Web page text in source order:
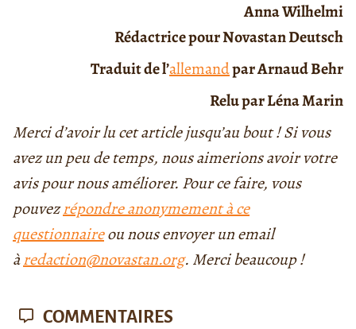
Anna Wilhelmi
Rédactrice pour Novastan Deutsch
Traduit de l’allemandpar Arnaud Behr
Relu par Léna Marin
Merci d’avoir lu cet article jusqu’au bout ! Si vous
avez un peu de temps, nous aimerions avoir votre
avis pour nous améliorer. Pour ce faire, vous
pouvezrépondre anonymement à ce
questionnaireou nous envoyer un email
àredaction@novastan.org. Merci beaucoup !
COMMENTAIRES